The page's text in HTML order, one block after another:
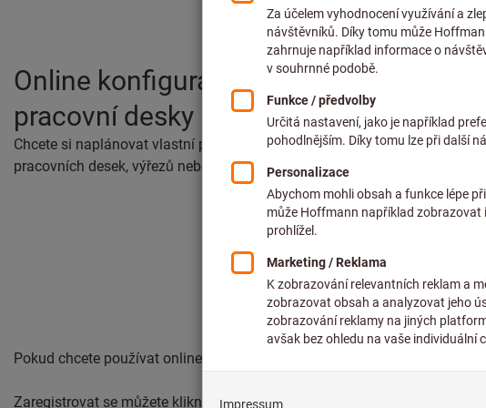
Online konfigurátor eShape je ideálním
pracovní desky na míru.
Chcete si naplánovat vlastní pracovní desku? Náš online konfigurátor
pracovních desek, výřezů nebo kabelových průchodů, které budou přesně
Pokud chcete používat online konfigurátor, musíte být zaregistrováni v
Zaregistrovat se můžete kliknutím na odkaz "Registrovat".